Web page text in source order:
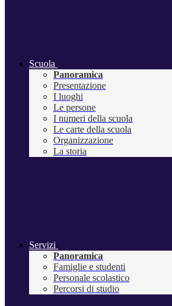
Scuola
Panoramica
Presentazione
I luoghi
Le persone
I numeri della scuola
Le carte della scuola
Organizzazione
La storia
Servizi
Panoramica
Famiglie e studenti
Personale scolastico
Percorsi di studio